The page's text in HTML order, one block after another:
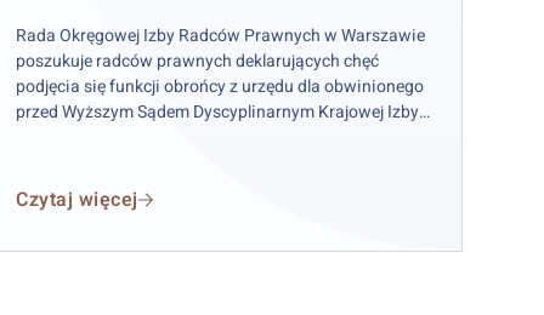
Rada Okręgowej Izby Radców Prawnych w Warszawie
poszukuje radców prawnych deklarujących chęć
podjęcia się funkcji obrońcy z urzędu dla obwinionego
przed Wyższym Sądem Dyscyplinarnym Krajowej Izby
Czytaj więcej